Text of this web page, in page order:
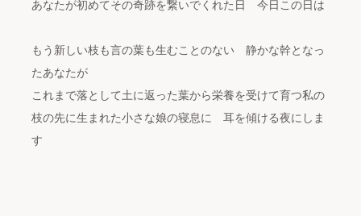
あなたが初めてその奇跡を繋いでくれた日 今日この日は
もう新しい枝も言の葉も生むことのない 静かな幹となっ
たあなたが
これまで落として土に返った葉から栄養を受けて育つ私の
枝の先に生まれた小さな娘の寝息に 耳を傾ける夜にしま
す